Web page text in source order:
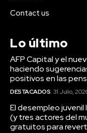
Contact us
Lo último
AFP Capital y el
haciendo
positivos en las
DESTACADOS 31 Julio,
El desempleo juvenil
(y tres actores del
gratuitos para